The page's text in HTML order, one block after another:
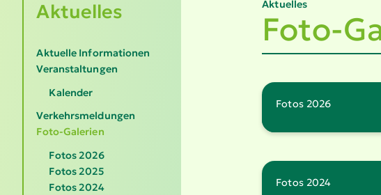
Aktuelles
Foto-
Fotos 2026
Fotos 2024
Aktuelles
Aktuelle Informationen
Veranstaltungen
Kalender
Verkehrsmeldungen
Foto-Galerien
Fotos 2026
Fotos 2025
Fotos 2024